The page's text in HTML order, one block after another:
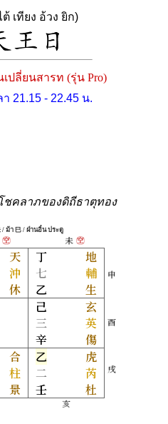
เทียง อ้วง ยิก)
ปลี่ยนสารท (รุ่น Pro)
21.15 - 22.45 น.
ชคลาภของดิถีธาตุทอง